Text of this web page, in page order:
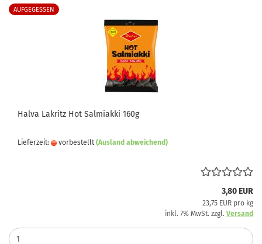
AUFGEGESSEN
Halva Lakritz Hot Salmiakki 160g
Lieferzeit: vorbestellt (Ausland abweichend)
3,80 EUR
23,75 EUR pro kg
inkl. 7% MwSt. zzgl. Versand